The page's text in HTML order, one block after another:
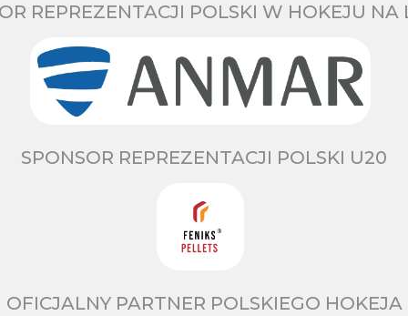
REPREZENTACJI POLSKI W HOKEJU NA
SPONSOR REPREZENTACJI POLSKI U20
OFICJALNY PARTNER POLSKIEGO HOKEJA